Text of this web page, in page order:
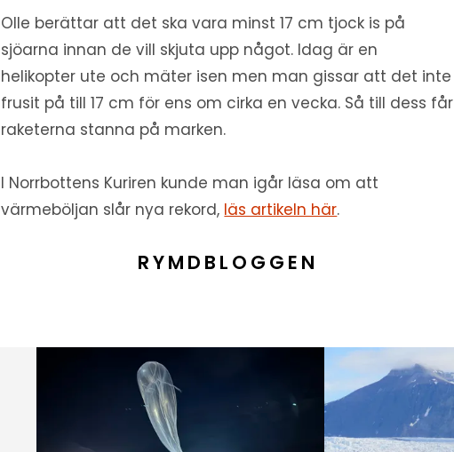
Olle berättar att det ska vara minst 17 cm tjock is på
sjöarna innan de vill skjuta upp något. Idag är en
helikopter ute och mäter isen men man gissar att det inte
frusit på till 17 cm för ens om cirka en vecka. Så till dess får
raketerna stanna på marken.
I Norrbottens Kuriren kunde man igår läsa om att
värmeböljan slår nya rekord, läs artikeln här.
RYMDBLOGGEN